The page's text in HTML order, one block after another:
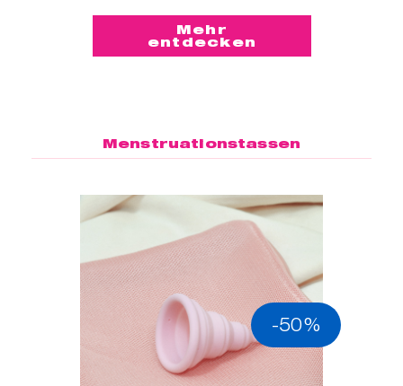
Mehr
entdecken
Menstruationstassen
-50%